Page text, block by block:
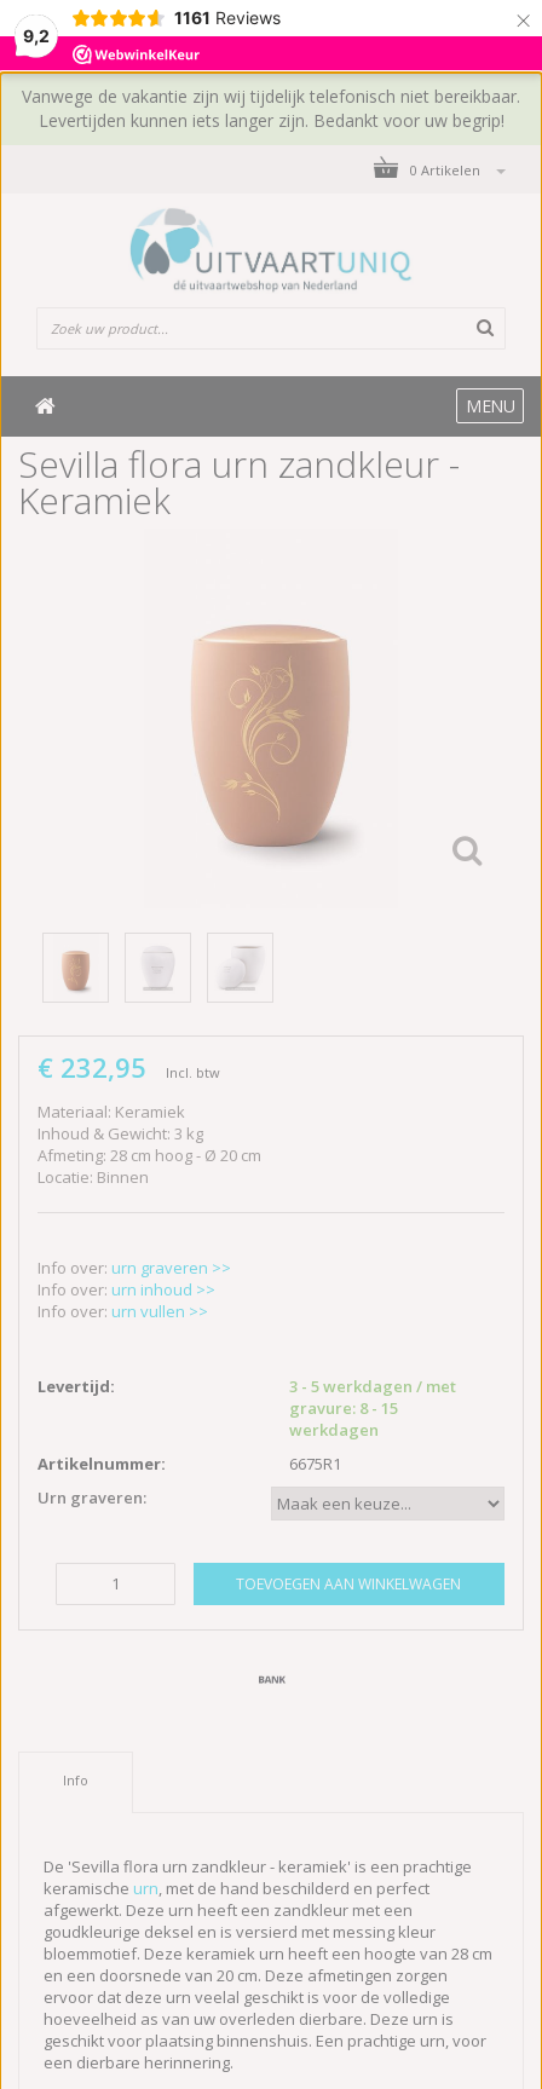
9,2
1161 Reviews ×
Vanwege de vakantie zijn wij tijdelijk telefonisch niet bereikbaar.
Levertijden kunnen iets langer zijn. Bedankt voor uw begrip!
0 Artikelen
MENU
Sevilla flora urn zandkleur -
Keramiek
€ 232,95 Incl. btw
Materiaal: Keramiek
Inhoud & Gewicht: 3 kg
Afmeting: 28 cm hoog - Ø 20 cm
Locatie: Binnen
Info over: urn graveren >>
Info over: urn inhoud >>
Info over: urn vullen >>
Levertijd:
3 - 5 werkdagen / met
gravure: 8 - 15
werkdagen
Artikelnummer:
6675R1
Urn graveren:
TOEVOEGEN AAN WINKELWAGEN
Info
De 'Sevilla flora urn zandkleur - keramiek' is een prachtige
keramische urn, met de hand beschilderd en perfect
afgewerkt. Deze urn heeft een zandkleur met een
goudkleurige deksel en is versierd met messing kleur
bloemmotief. Deze keramiek urn heeft een hoogte van 28 cm
en een doorsnede van 20 cm. Deze afmetingen zorgen
ervoor dat deze urn veelal geschikt is voor de volledige
hoeveelheid as van uw overleden dierbare. Deze urn is
geschikt voor plaatsing binnenshuis. Een prachtige urn, voor
een dierbare herinnering.